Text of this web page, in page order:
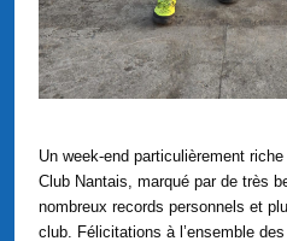
Un week-end particulièrement
Club Nantais, marqué par de très
nombreux records personnels et
club. Félicitations à l’ensemble